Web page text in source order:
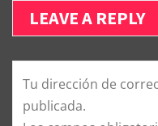
LEAVE A REPLY
Tu dirección de
publicada.